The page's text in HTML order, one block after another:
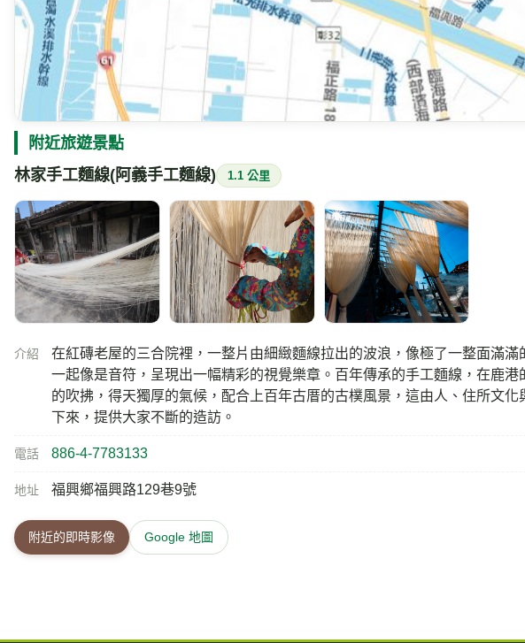
附近旅遊景點
林家手工麵線(阿義手工麵線) 1.1 公里
介紹
在紅磚老屋的三合院裡，一整片由細緻麵線拉出的波浪，像極了一整面滿
一起像是音符，呈現出一幅精彩的視覺樂章。百年傳承的手工麵線，在鹿
的吹拂，得天獨厚的氣候，配合上百年古厝的古樸風景，這由人、住所文
下來，提供大家不斷的造訪。
電話 886-4-7783133
地址 福興鄉福興路129巷9號
附近的即時影像 Google 地圖